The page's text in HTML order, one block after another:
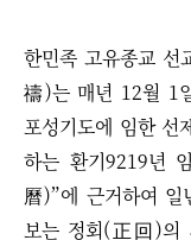
한민족 고유종교
禱)는 매년 12월 1
포성기도에 임한 선
하는 환기9219년
曆)”에 근거하여 일
보는 정회(正回)의